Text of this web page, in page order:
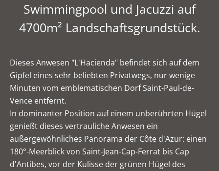
Swimmingpool und Jacuzzi auf
4700m² Landschaftsgrundstück.
Dieses Anwesen "L'Hacienda" befindet sich auf dem
Gipfel eines sehr beliebten Privatwegs, nur wenige
Minuten vom emblematischen Dorf Saint-Paul-de-
Vence entfernt.
In dominanter Position auf einem unberührten Hügel
genießt dieses vertrauliche Anwesen ein
außergewöhnliches Panorama der Côte d'Azur: einen
180°-Meerblick von Saint-Jean-Cap-Ferrat bis Cap
d'Antibes, vor der Kulisse der grünen Hügel des